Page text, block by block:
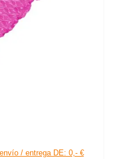
/ entrega DE: 0,- €